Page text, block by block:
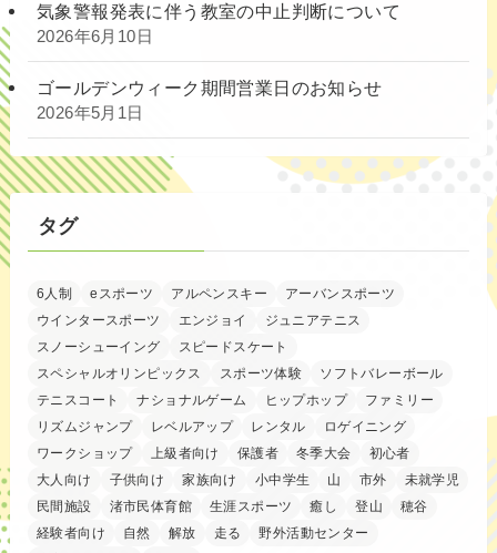
気象警報発表に伴う教室の中止判断について
2026年6月10日
ゴールデンウィーク期間営業日のお知らせ
2026年5月1日
タグ
6人制 eスポーツ アルペンスキー
アーバンスポーツ
ウインタースポーツ
エンジョイ
ジュニアテニス
スノーシューイング
スピードスケート
スペシャルオリンピックス
スポーツ体験
ソフトバレーボール
テニスコート
ナショナルゲーム ヒップホップ
ファミリー
リズムジャンプ
レベルアップ レンタル
ロゲイニング
ワークショップ
上級者向け 保護者 冬季大会
初心者
大人向け
子供向け 家族向け 小中学生 山 市外
未就学児
民間施設
渚市民体育館 生涯スポーツ 癒し 登山
穂谷
経験者向け
自然 解放 走る
野外活動センター